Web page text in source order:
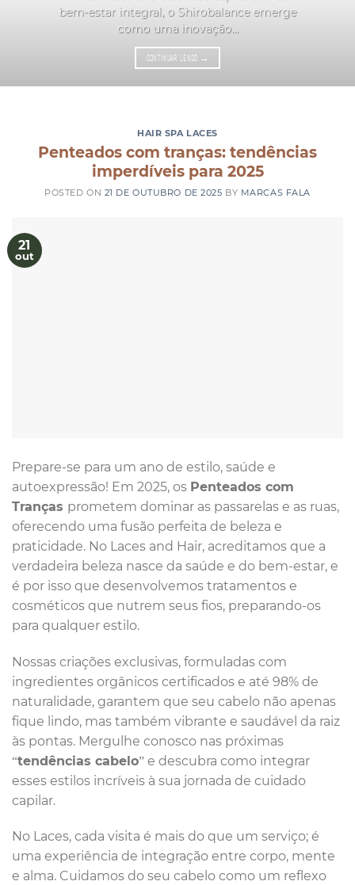
bem-estar integral, o Shirobalance emerge
como uma inovação...
CONTINUAR LENDO →
HAIR SPA LACES
Penteados com tranças: tendências
imperdíveis para 2025
POSTED ON 21 DE OUTUBRO DE 2025 BY MARCAS FALA
21
out
Prepare-se para um ano de estilo, saúde e
autoexpressão! Em 2025, os Penteados com
Tranças prometem dominar as passarelas e as ruas,
oferecendo uma fusão perfeita de beleza e
praticidade. No Laces and Hair, acreditamos que a
verdadeira beleza nasce da saúde e do bem-estar, e
é por isso que desenvolvemos tratamentos e
cosméticos que nutrem seus fios, preparando-os
para qualquer estilo.
Nossas criações exclusivas, formuladas com
ingredientes orgânicos certificados e até 98% de
naturalidade, garantem que seu cabelo não apenas
fique lindo, mas também vibrante e saudável da raiz
às pontas. Mergulhe conosco nas próximas
“tendências cabelo” e descubra como integrar
esses estilos incríveis à sua jornada de cuidado
capilar.
No Laces, cada visita é mais do que um serviço; é
uma experiência de integração entre corpo, mente
e alma. Cuidamos do seu cabelo como um reflexo